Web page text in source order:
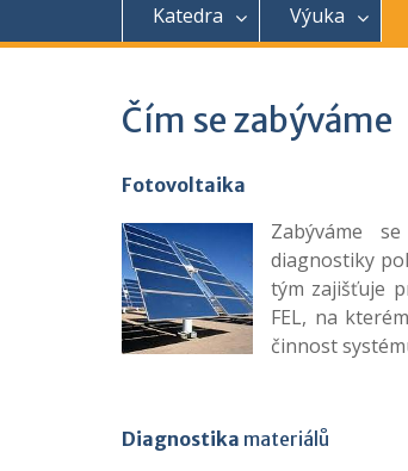
Katedra Výuka
Čím se zabýváme
Fotovoltaika
Zabýváme
diagnostiky
tým zajišťuje
FEL, na
činnost
Diagnostika materiálů